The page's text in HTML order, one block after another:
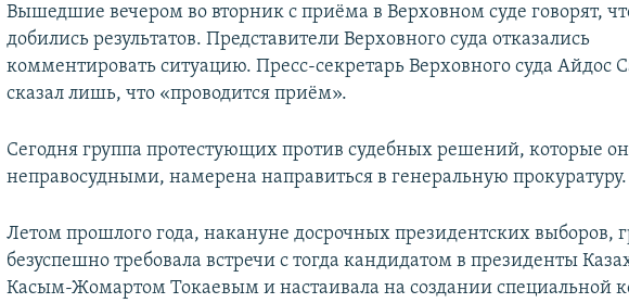
Вышедшие вечером во вторник с приёма в Верховном суде говорят,
добились результатов. Представители Верховного суда отказались
комментировать ситуацию. Пресс-секретарь Верховного суда Айдос
сказал лишь, что «проводится приём».
Сегодня группа протестующих против судебных решений, которые
неправосудными, намерена направиться в генеральную прокуратуру.
Летом прошлого года, накануне досрочных президентских выборов,
безуспешно требовала встречи с тогда кандидатом в президенты
Касым-Жомартом Токаевым и настаивала на создании специальной